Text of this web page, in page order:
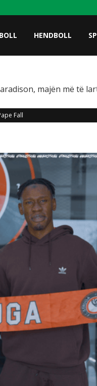
HENDBOLL
majën më të
Fall